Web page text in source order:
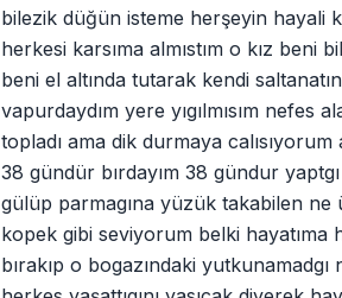
bilezik düğün isteme herşeyin hayali
herkesi karsıma almıstım o kız
beni el altında tutarak kendi
vapurdaydım yere yıgılmısım
topladı ama dik durmaya
38 gündür bırdayım 38 gündur
gülüp parmagına yüzük takabilen
kopek gibi seviyorum belki hayatıma
bırakıp o bogazındaki